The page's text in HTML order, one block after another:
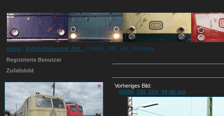
Home / Bahnbetriebswerk, AW ...
/ 04161_141_14A_18-db.jpg
Registrierte Benutzer
Zufallsbild
Vorheriges Bild:
04156_140_21A_44-db.jpg